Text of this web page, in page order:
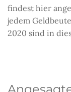
findest hier
jedem
2020 sind in